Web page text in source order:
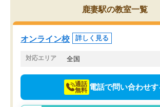
鹿妻駅の教室一覧
オンライン校 詳しく見る
対応エリア 全国
通話
無料 電話で問い合わせす